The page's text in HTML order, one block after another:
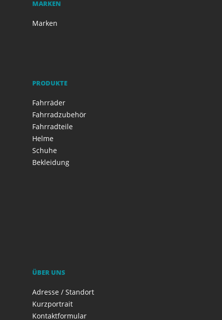
MARKEN
Marken
PRODUKTE
Fahrräder
Fahrradzubehör
Fahrradteile
Helme
Schuhe
Bekleidung
ÜBER UNS
Adresse / Standort
Kurzportrait
Kontaktformular